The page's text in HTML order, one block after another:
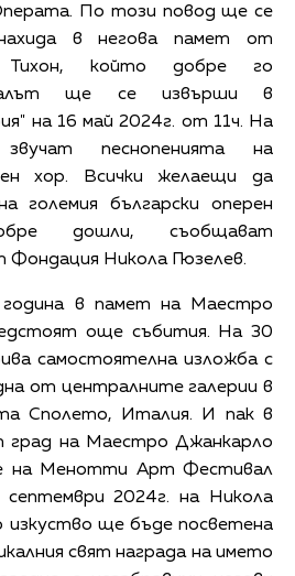
По този повод ще се
в негова памет от
Тихон, който добре го
ще се извърши в
на 16 май 2024г. от 11ч. На
песнопенията на
хор. Всички желаещи да
големия български оперен
дошли, съобщават
Никола Гюзелев.
в памет на Маестро
още събития. На 30
самостоятелна изложба с
от централните галерии в
Сполето, Италия. И пак в
на Mаестро Джанкарло
на Менотти Арт Фестивал
2024г. на Никола
изкуство ще бъде посветена
свят награда на името